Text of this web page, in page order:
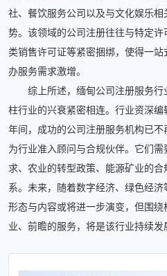
社、餐饮服务公司以及与文化娱乐
势。该领域的公司注册往往与特定
类销售许可证等紧密捆绑，使得一
办服务需求激增。
综上所述，缅甸公司注册服务行
柱行业的兴衰紧密相连。行业资深
年间，成功的公司注册服务机构已
为行业准入顾问与合规伙伴。它们
求、农业的转型政策、能源矿业的
系。未来，随着数字经济、绿色经
形态与内容或将进一步演变，但围
业、前瞻的服务，将是该行业持续发